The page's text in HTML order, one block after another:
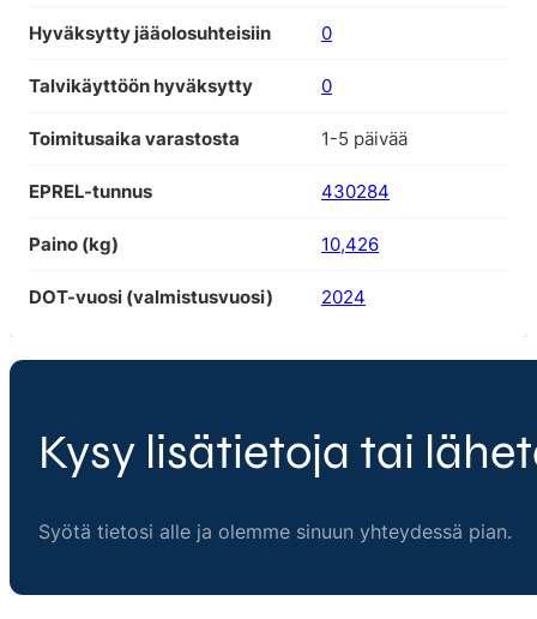
Hyväksytty jääolosuhteisiin 0
Talvikäyttöön hyväksytty 0
Toimitusaika varastosta 1-5 päivää
EPREL-tunnus 430284
Paino (kg) 10,426
DOT-vuosi (valmistusvuosi) 2024
Kysy lisätietoja tai
Syötä tietosi alle ja olemme sinuun yhteydessä pian.